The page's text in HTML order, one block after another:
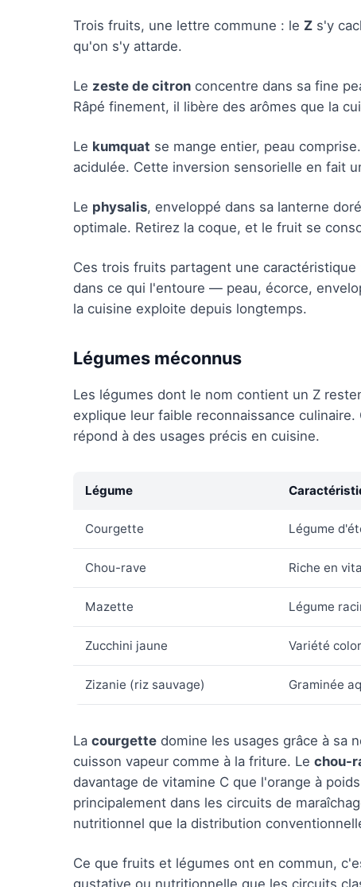
Trois fruits, une lettre commune : le Z s'y
qu'on s'y attarde.
Le zeste de citron concentre dans sa fine
Râpé finement, il libère des arômes que la
Le kumquat se mange entier, peau
acidulée. Cette inversion sensorielle en fait
Le physalis, enveloppé dans sa lanterne
optimale. Retirez la coque, et le fruit se
Ces trois fruits partagent une
dans ce qui l'entoure — peau, écorce,
la cuisine exploite depuis longtemps.
Légumes méconnus
Les légumes dont le nom contient un Z
explique leur faible reconnaissance
répond à des usages précis en cuisine.
Légume
Courgette Légume
Chou-rave Riche en
Mazette Légume
Zucchini jaune Variété
Zizanie (riz sauvage) Graminée
La courgette domine les usages grâce à sa
cuisson vapeur comme à la friture. Le chou-
davantage de vitamine C que l'orange à
principalement dans les circuits de
nutritionnel que la distribution
Ce que fruits et légumes ont en commun,
gustative ou nutritionnelle que les circuits